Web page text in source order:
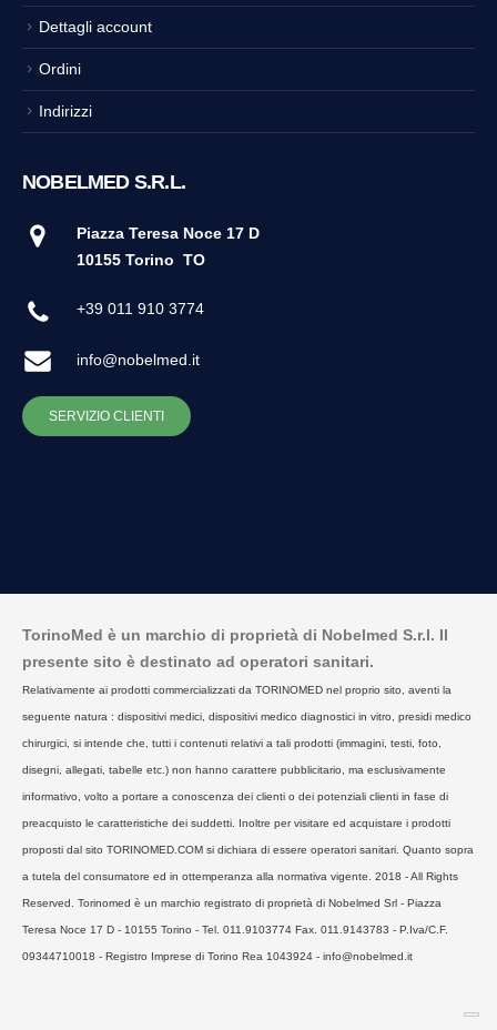
Dettagli account
Ordini
Indirizzi
NOBELMED S.R.L.
Piazza Teresa Noce 17 D
10155 Torino TO
+39 011 910 3774
info@nobelmed.it
SERVIZIO CLIENTI
TorinoMed è un marchio di proprietà di Nobelmed S.r.l. Il
presente sito è destinato ad operatori sanitari.
Relativamente ai prodotti commercializzati da TORINOMED nel proprio sito, aventi la
seguente natura : dispositivi medici, dispositivi medico diagnostici in vitro, presidi medico
chirurgici, si intende che, tutti i contenuti relativi a tali prodotti (immagini, testi, foto,
disegni, allegati, tabelle etc.) non hanno carattere pubblicitario, ma esclusivamente
informativo, volto a portare a conoscenza dei clienti o dei potenziali clienti in fase di
preacquisto le caratteristiche dei suddetti. Inoltre per visitare ed acquistare i prodotti
proposti dal sito TORINOMED.COM si dichiara di essere operatori sanitari. Quanto sopra
a tutela del consumatore ed in ottemperanza alla normativa vigente. 2018 - All Rights
Reserved. Torinomed è un marchio registrato di proprietà di Nobelmed Srl - Piazza
Teresa Noce 17 D - 10155 Torino - Tel. 011.9103774 Fax. 011.9143783 - P.Iva/C.F.
09344710018 - Registro Imprese di Torino Rea 1043924 - info@nobelmed.it